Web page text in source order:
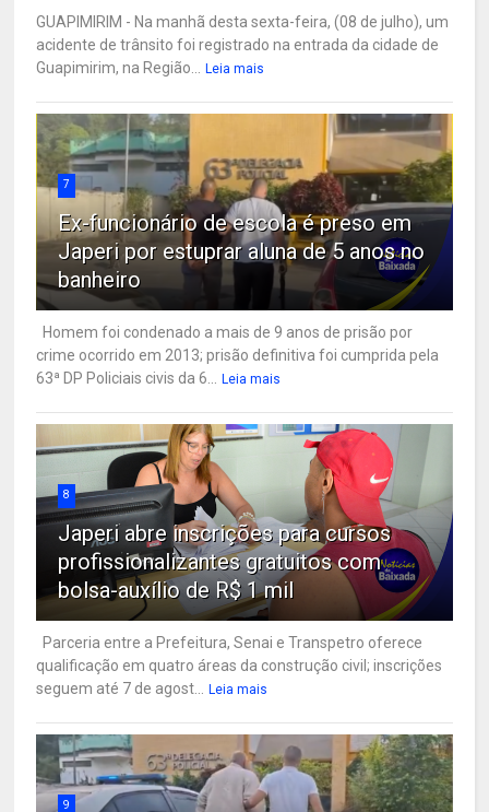
GUAPIMIRIM - Na manhã desta sexta-feira, (08 de julho), um
acidente de trânsito foi registrado na entrada da cidade de
Guapimirim, na Região...
Leia mais
7
Ex-funcionário de escola é preso em
Japeri por estuprar aluna de 5 anos no
banheiro
Homem foi condenado a mais de 9 anos de prisão por
crime ocorrido em 2013; prisão definitiva foi cumprida pela
63ª DP Policiais civis da 6...
Leia mais
8
Japeri abre inscrições para cursos
profissionalizantes gratuitos com
bolsa-auxílio de R$ 1 mil
Parceria entre a Prefeitura, Senai e Transpetro oferece
qualificação em quatro áreas da construção civil; inscrições
seguem até 7 de agost...
Leia mais
9